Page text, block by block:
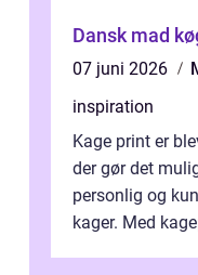
Dansk mad
07 juni 2026
inspiration
Kage print er
der gør det
personlig og
kager. Med